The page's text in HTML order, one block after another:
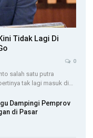
Tidak Lagi Di
0
salah satu putra
tak lagi masuk di…
Dampingi Pemprov
di Pasar